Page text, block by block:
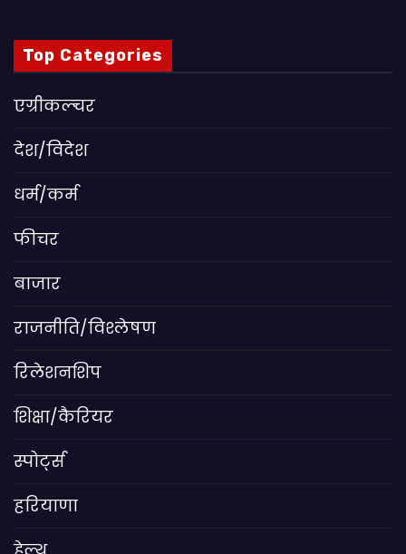
Top Categories
एग्रीकल्चर
देश/विदेश
धर्म/कर्म
फीचर
बाजार
राजनीति/विश्लेषण
रिलेशनशिप
शिक्षा/कैरियर
स्पोर्ट्स
हरियाणा